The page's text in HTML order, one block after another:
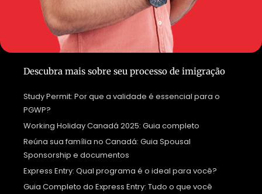
Descubra mais sobre seu processo de imigração
Study Permit: Por que a validade é essencial para o
PGWP?
Working Holiday Canadá 2025: Guia completo
Reúna sua família no Canadá: Guia Spousal
Sponsorship e documentos
Express Entry: Qual programa é o ideal para você?
Guia Completo do Express Entry: Tudo o que você